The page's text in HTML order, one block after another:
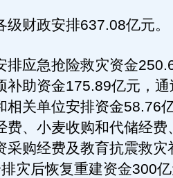
财政安排637.08亿元。
应急抢险救灾资金
补助资金175.89亿元，
相关单位安排资金58.76
费、小麦收购和代储经费
采购经费及教育抗震救灾
灾后恢复重建资金300